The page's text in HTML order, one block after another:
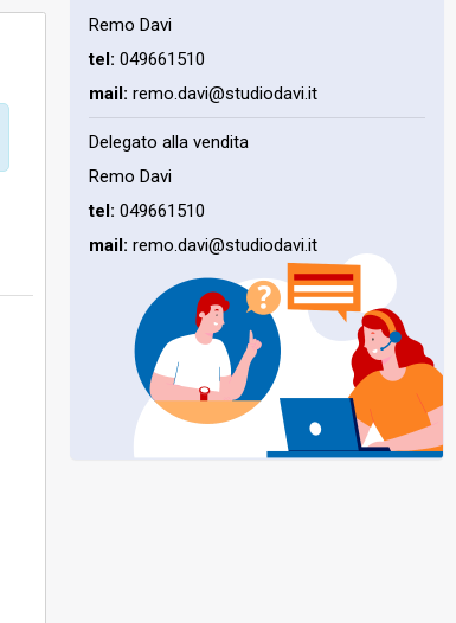
Remo Davi
tel: 049661510
mail: remo.davi@studiodavi.it
Delegato alla vendita
Remo Davi
tel: 049661510
mail: remo.davi@studiodavi.it